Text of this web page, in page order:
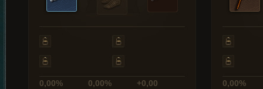
0,00% 0,00% +0,00 0,00%